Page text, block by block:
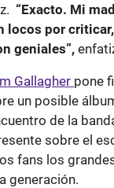
“Exacto. Mi
locos por
geniales”,
Gallagher pone
un posible
de la
sobre el
fans los
generación.